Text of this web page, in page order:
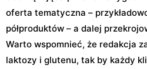
oferta tematyczna –
półproduktów – a dalej
Warto wspomnieć, że redakcja
laktozy i glutenu, tak by każdy